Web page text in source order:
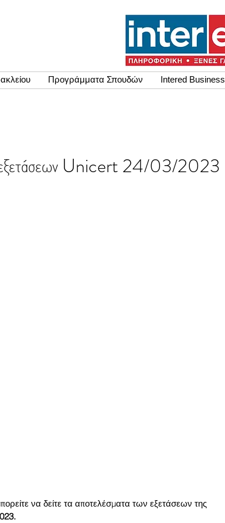
Προγράμματα Σπουδών Intered Business
εξετάσεων Unicert 24/03/2023
να δείτε τα αποτελέσματα των εξετάσεων της